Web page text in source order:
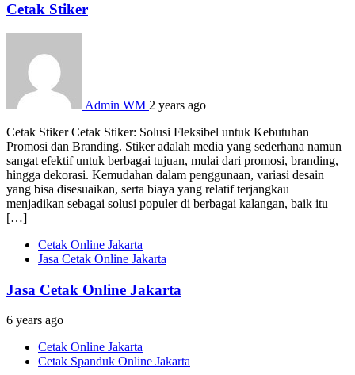
Cetak Stiker
Admin WM 2 years ago
Cetak Stiker Cetak Stiker: Solusi Fleksibel untuk Kebutuhan
Promosi dan Branding. Stiker adalah media yang sederhana namun
sangat efektif untuk berbagai tujuan, mulai dari promosi, branding,
hingga dekorasi. Kemudahan dalam penggunaan, variasi desain
yang bisa disesuaikan, serta biaya yang relatif terjangkau
menjadikan sebagai solusi populer di berbagai kalangan, baik itu
[…]
Cetak Online Jakarta
Jasa Cetak Online Jakarta
Jasa Cetak Online Jakarta
6 years ago
Cetak Online Jakarta
Cetak Spanduk Online Jakarta